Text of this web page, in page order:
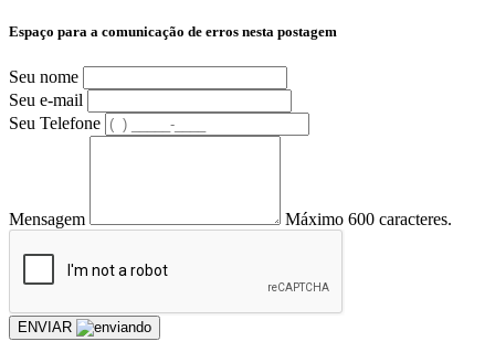
Espaço para a comunicação de erros nesta postagem
Seu nome
Seu e-mail
Seu Telefone
Mensagem Máximo 600 caracteres.
ENVIAR